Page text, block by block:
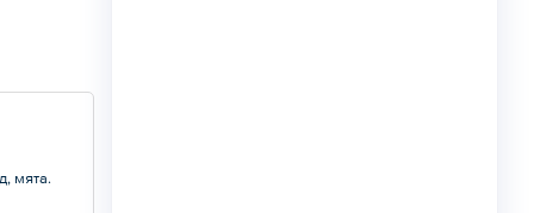
мята.